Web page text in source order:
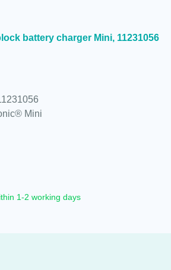
battery charger Mini, 11231056
Mini
1-2 working days